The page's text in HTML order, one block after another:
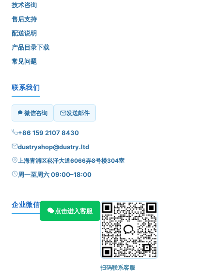
技术咨询
售后支持
配送说明
产品目录下载
常见问题
联系我们
微信咨询 发送邮件
+86 159 2107 8430
dustryshop@dustry.ltd
上海青浦区崧泽大道6066弄8号楼304室
周一至周六 09:00–18:00
企业微信
点击进入客服
扫码联系客服